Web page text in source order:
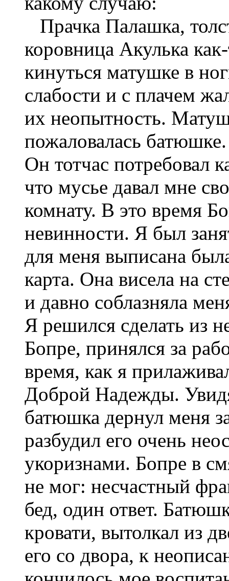
Прачка Палашка,
коровница Акулька
кинуться матушке в
слабости и с плачем
их неопытность.
пожаловалась
Он тотчас потребовал
что мусье давал мне
комнату. В это время
невинности. Я был
для меня выписана
карта. Она висела на
и давно соблазняла
Я решился сделать из
Бопре, принялся за
время, как я
Доброй Надежды.
батюшка дернул меня
разбудил его очень
укоризнами. Бопре в
не мог: несчастный
бед, один ответ.
кровати, вытолкал из
его со двора, к